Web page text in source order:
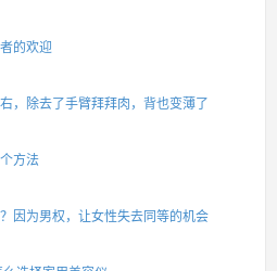
的欢迎
，除去了手臂拜拜肉，背也变薄了
方法
因为男权，让女性失去同等的机会